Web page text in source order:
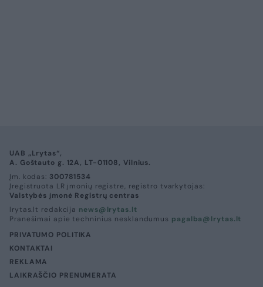
UAB „Lrytas“,
A. Goštauto g. 12A, LT-01108, Vilnius.
Įm. kodas: 300781534
Įregistruota LR įmonių registre, registro tvarkytojas:
Valstybės įmonė Registrų centras
lrytas.lt redakcija news@lrytas.lt
Pranešimai apie techninius nesklandumus pagalba@lrytas.lt
PRIVATUMO POLITIKA
KONTAKTAI
REKLAMA
LAIKRAŠČIO PRENUMERATA